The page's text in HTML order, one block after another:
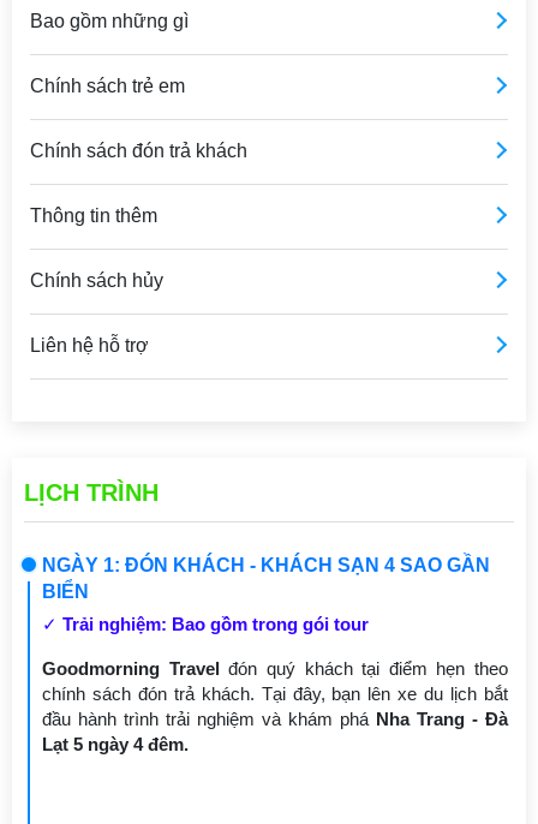
Bao gồm những gì
Chính sách trẻ em
Chính sách đón trả khách
Thông tin thêm
Chính sách hủy
Liên hệ hỗ trợ
LỊCH TRÌNH
NGÀY 1: ĐÓN KHÁCH - KHÁCH SẠN 4 SAO GẦN
BIỂN
✓ Trải nghiệm: Bao gồm trong gói tour
Goodmorning Travelđón quý khách tại điểm hẹn theo
chính sách đón trả khách. Tại đây, bạn lên xe du lịch bắt
đầu hành trình trải nghiệm và khám phá Nha Trang - Đà
Lạt 5 ngày 4 đêm.